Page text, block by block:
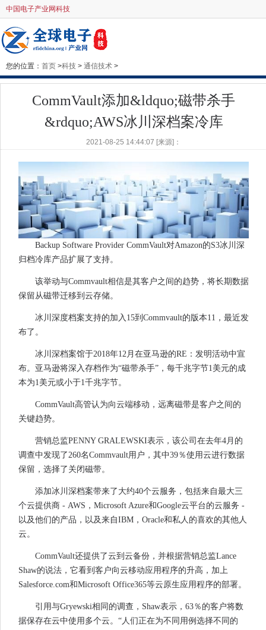
中国电子产业网科技
您的位置： 首页 >科技 > 通信技术 >
CommVault添加&ldquo;磁带杀手
&rdquo;AWS冰川深档案冷库
2021-08-25 14:44:07 [来源]：
Backup Software Provider CommVault对Amazon的S3冰川深
归档冷库产品扩展了支持。
该举动与Commvault相信是其客户之间的趋势，将长期数据
保留从磁带迁移到云存储。
冰川深度档案支持的加入15到Commvault的版本11，最近发
布了。
冰川深档案馆于2018年12月在亚马逊的RE：发明活动中宣
布。亚马逊将深入存档作为“磁带杀手”，每千兆字节1美元的成
本为1美元或小于1千兆字节。
CommVault高管认为向云端移动，远离磁带是客户之间的
关键趋势。
营销总监PENNY GRALEWSKI表示，该公司在去年4月的
调查中发现了260名Commvault用户，其中39％使用云进行数据
保留，选择了关闭磁带。
添加冰川深档案带来了大约40个云服务，包括来自最大三
个云提供商 - AWS，Microsoft Azure和Google云平台的云服务 -
以及他们的产品，以及来自IBM，Oracle和私人的喜欢的其他人
云。
CommVault还提供了云到云备份，并根据营销总监Lance
Shaw的说法，它看到客户向云移动应用程序的升高，加上
Salesforce.com和Microsoft Office365等云原生应用程序的部署。
引用与Gryewski相同的调查，Shaw表示，63％的客户将数
据保存在云中使用多个云。“人们正在为不同用例选择不同的